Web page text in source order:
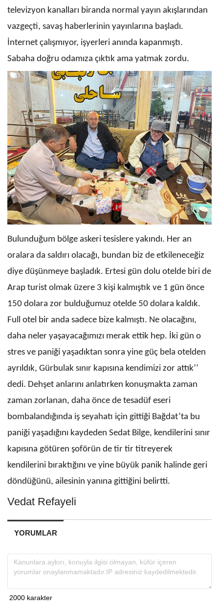
televizyon kanalları biranda normal yayın akışlarından
vazgeçti, savaş haberlerinin yayınlarına başladı.
İnternet çalışmıyor, işyerleri anında kapanmıştı.
Sabaha doğru odamıza çıktık ama yatmak zordu.
Bulunduğum bölge askeri tesislere yakındı. Her an
oralara da saldırı olacağı, bundan biz de etkileneceğiz
diye düşünmeye başladık. Ertesi gün dolu otelde biri de
Arap turist olmak üzere 3 kişi kalmıştık ve 1 gün önce
150 dolara zor bulduğumuz otelde 50 dolara kaldık.
Full otel bir anda sadece bize kalmıştı. Ne olacağını,
daha neler yaşayacağımızı merak ettik hep. İki gün o
stres ve paniği yaşadıktan sonra yine güç bela otelden
ayrıldık, Gürbulak sınır kapısına kendimizi zor attık’’
dedi. Dehşet anlarını anlatırken konuşmakta zaman
zaman zorlanan, daha önce de tesadüf eseri
bombalandığında iş seyahatı için gittiği Bağdat’ta bu
paniği yaşadığını kaydeden Sedat Bilge, kendilerini sınır
kapısına götüren şoförün de tir tir titreyerek
kendilerini bıraktığını ve yine büyük panik halinde geri
döndüğünü, ailesinin yanına gittiğini belirtti.
Vedat Refayeli
YORUMLAR